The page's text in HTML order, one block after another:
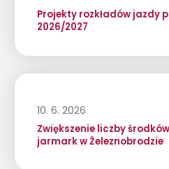
Projekty rozkładów jazdy
2026/2027
10. 6. 2026
Zwiększenie liczby
jarmark w Železnobrodzie